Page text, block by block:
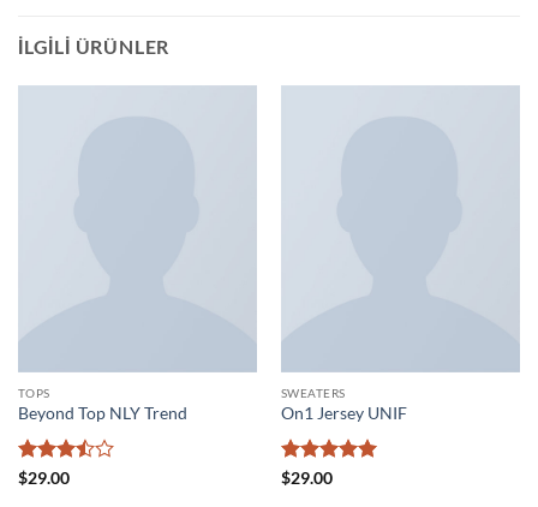
İLGILI ÜRÜNLER
TOPS
Beyond Top NLY Trend
5
$29.00
SWEATERS
On1 Jersey UNIF
5 üzerinden
$29.00